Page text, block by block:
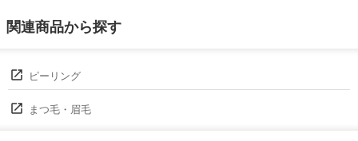
関連商品から探す
ピーリング
まつ毛・眉毛